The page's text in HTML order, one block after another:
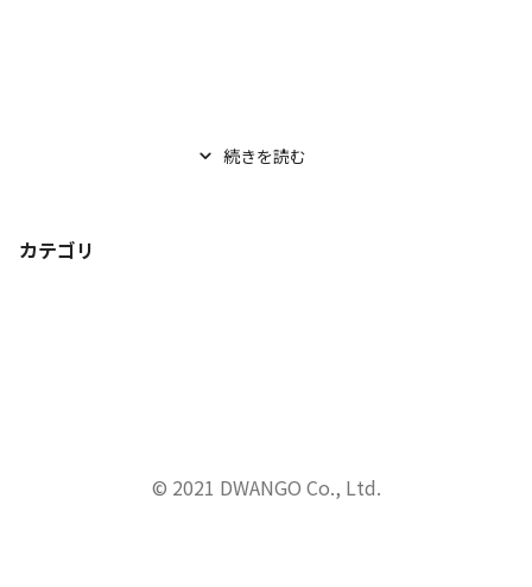
続きを読む
カテゴリ
© 2021 DWANGO Co., Ltd.